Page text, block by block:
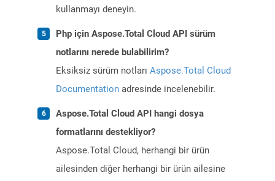
kullanmayı deneyin.
Php için Aspose.Total Cloud API sürüm
notlarını nerede bulabilirim?
Eksiksiz sürüm notları Aspose.Total Cloud
Documentation adresinde incelenebilir.
Aspose.Total Cloud API hangi dosya
formatlarını destekliyor?
Aspose.Total Cloud, herhangi bir ürün
ailesinden diğer herhangi bir ürün ailesine